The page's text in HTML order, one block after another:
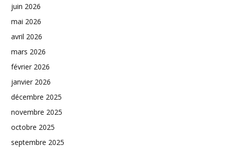
juin 2026
mai 2026
avril 2026
mars 2026
février 2026
janvier 2026
décembre 2025
novembre 2025
octobre 2025
septembre 2025